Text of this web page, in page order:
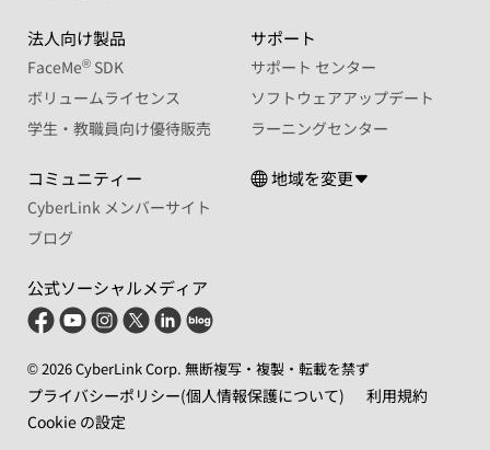
法人向け製品
FaceMe® SDK
ボリュームライセンス
学生・教職員向け優待販売
サポート
サポート センター
ソフトウェアアップデート
ラーニングセンター
コミュニティー
CyberLink メンバーサイト
ブログ
公式ソーシャルメディア
地域を変更
© 2026 CyberLink Corp. 無断複写・複製・転載を禁ず
プライバシーポリシー(個人情報保護について)
利用規約
Cookie の設定